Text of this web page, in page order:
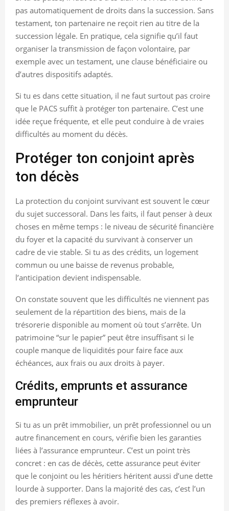
pas automatiquement de droits dans la succession. Sans
testament, ton partenaire ne reçoit rien au titre de la
succession légale. En pratique, cela signifie qu’il faut
organiser la transmission de façon volontaire, par
exemple avec un testament, une clause bénéficiaire ou
d’autres dispositifs adaptés.
Si tu es dans cette situation, il ne faut surtout pas croire
que le PACS suffit à protéger ton partenaire. C’est une
idée reçue fréquente, et elle peut conduire à de vraies
difficultés au moment du décès.
Protéger ton conjoint après
ton décès
La protection du conjoint survivant est souvent le cœur
du sujet successoral. Dans les faits, il faut penser à deux
choses en même temps : le niveau de sécurité financière
du foyer et la capacité du survivant à conserver un
cadre de vie stable. Si tu as des crédits, un logement
commun ou une baisse de revenus probable,
l’anticipation devient indispensable.
On constate souvent que les difficultés ne viennent pas
seulement de la répartition des biens, mais de la
trésorerie disponible au moment où tout s’arrête. Un
patrimoine “sur le papier” peut être insuffisant si le
couple manque de liquidités pour faire face aux
échéances, aux frais ou aux droits à payer.
Crédits, emprunts et assurance
emprunteur
Si tu as un prêt immobilier, un prêt professionnel ou un
autre financement en cours, vérifie bien les garanties
liées à l’assurance emprunteur. C’est un point très
concret : en cas de décès, cette assurance peut éviter
que le conjoint ou les héritiers héritent aussi d’une dette
lourde à supporter. Dans la majorité des cas, c’est l’un
des premiers réflexes à avoir.